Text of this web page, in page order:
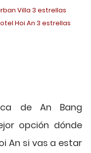
Villa 3 estrellas
Hoi An 3 estrellas
de An Bang
opción dónde
An si vas a estar